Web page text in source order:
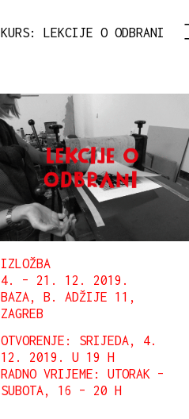
KURS: LEKCIJE O ODBRANI
IZLOŽBA
4. – 21. 12. 2019.
BAZA, B. ADŽIJE 11,
ZAGREB
OTVORENJE: SRIJEDA, 4.
12. 2019. U 19 H
RADNO VRIJEME: UTORAK –
SUBOTA, 16 – 20 H